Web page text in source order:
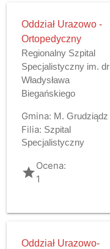
Oddział Urazowo -
Ortopedyczny
Regionalny Szpital
Specjalistyczny im. dr
Władysława
Biegańskiego
Gmina: M. Grudziądz
Filia: Szpital
Specjalistyczny
gradeOcena:
1
Oddział Urazowo-